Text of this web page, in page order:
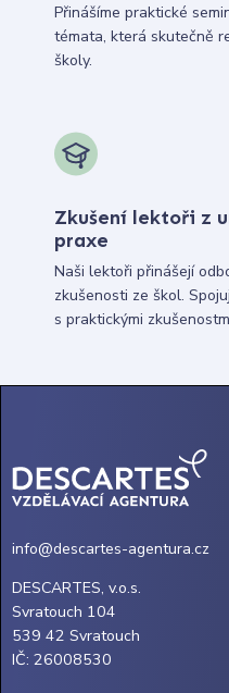
Přinášíme praktické
témata, která skutečně
školy.
Zkušení lektoři z
praxe
Naši lektoři přinášejí
zkušenosti ze škol.
s praktickými
info@descartes-agentura.cz
DESCARTES, v.o.s.
Svratouch 104
539 42 Svratouch
IČ: 26008530